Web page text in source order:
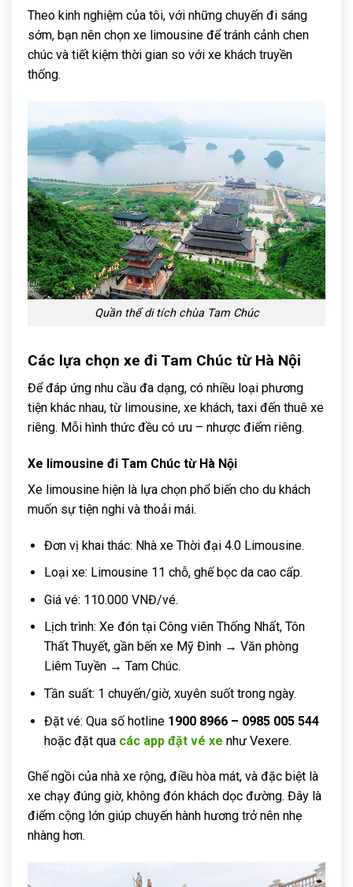
Theo kinh nghiệm của tôi, với những chuyến đi sáng
sớm, bạn nên chọn xe limousine để tránh cảnh chen
chúc và tiết kiệm thời gian so với xe khách truyền
thống.
Quần thể di tích chùa Tam Chúc
Các lựa chọn xe đi Tam Chúc từ Hà Nội
Để đáp ứng nhu cầu đa dạng, có nhiều loại phương
tiện khác nhau, từ limousine, xe khách, taxi đến thuê xe
riêng. Mỗi hình thức đều có ưu – nhược điểm riêng.
Xe limousine đi Tam Chúc từ Hà Nội
Xe limousine hiện là lựa chọn phổ biến cho du khách
muốn sự tiện nghi và thoải mái.
Đơn vị khai thác: Nhà xe Thời đại 4.0 Limousine.
Loại xe: Limousine 11 chỗ, ghế bọc da cao cấp.
Giá vé: 110.000 VNĐ/vé.
Lịch trình: Xe đón tại Công viên Thống Nhất, Tôn
Thất Thuyết, gần bến xe Mỹ Đình → Văn phòng
Liêm Tuyền → Tam Chúc.
Tần suất: 1 chuyến/giờ, xuyên suốt trong ngày.
Đặt vé: Qua số hotline 1900 8966 – 0985 005 544
hoặc đặt qua các app đặt vé xe như Vexere.
Ghế ngồi của nhà xe rộng, điều hòa mát, và đặc biệt là
xe chạy đúng giờ, không đón khách dọc đường. Đây là
điểm cộng lớn giúp chuyến hành hương trở nên nhẹ
nhàng hơn.